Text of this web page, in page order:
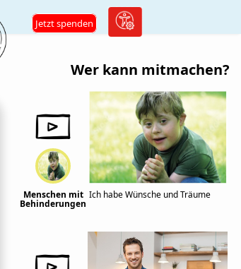
Jetzt spenden
Wer kann mitmachen?
Menschen mit
Behinderungen
Ich habe Wünsche und Träume